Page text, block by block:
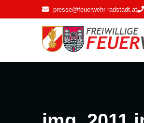
Inhalt
presse@feuerwehr-radstadt.at